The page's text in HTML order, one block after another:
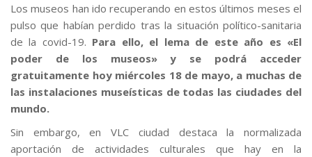
Los museos han ido recuperando en estos últimos meses el
pulso que habían perdido tras la situación político-sanitaria
de la covid-19. Para ello, el lema de este año es «El
poder de los museos» y se podrá acceder
gratuitamente hoy miércoles 18 de mayo, a muchas de
las instalaciones museísticas de todas las ciudades del
mundo.
Sin embargo, en VLC ciudad destaca la normalizada
aportación de actividades culturales que hay en la